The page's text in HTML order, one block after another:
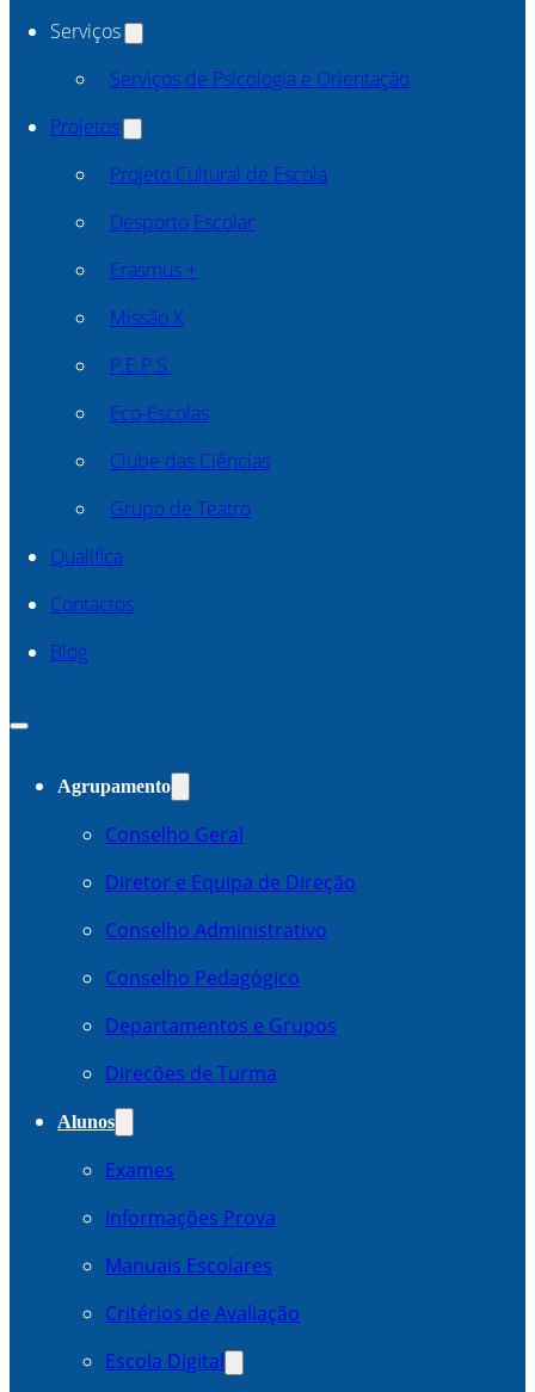
Serviços
Serviços de Psicologia e Orientação
Projetos
Projeto Cultural de Escola
Desporto Escolar
Erasmus +
Missão X
P.E.P.S.
Eco-Escolas
Clube das Ciências
Grupo de Teatro
Qualifica
Contactos
Blog
Agrupamento
Conselho Geral
Diretor e Equipa de Direção
Conselho Administrativo
Conselho Pedagógico
Departamentos e Grupos
Direcões de Turma
Alunos
Exames
Informações Prova
Manuais Escolares
Critérios de Avaliação
Escola Digital